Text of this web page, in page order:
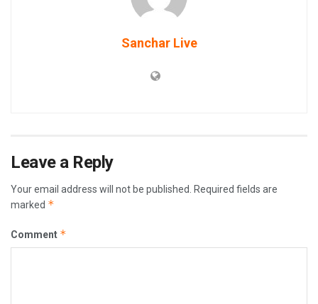
Sanchar Live
Leave a Reply
Your email address will not be published.
Required fields are
marked *
Comment *